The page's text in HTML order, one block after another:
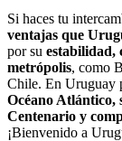
Si haces tu
ventajas que
por su estabilidad,
metrópolis, como
Chile. En Uruguay
Océano Atlántico,
Centenario y
¡Bienvenido a